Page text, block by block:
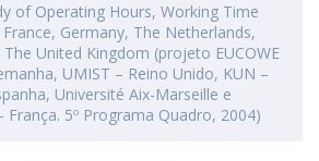
of Operating Hours, Working Time
Germany, The Netherlands,
United Kingdom (projeto EUCOWE
UMIST – Reino Unido, KUN –
Université Aix-Marseille e
França. 5º Programa Quadro, 2004)